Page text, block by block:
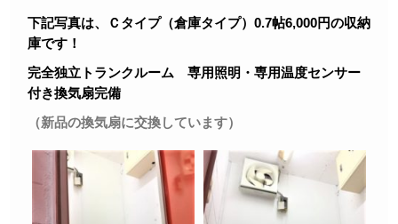
下記写真は、Ｃタイプ（倉庫タイプ）0.7帖6,000円の収納
庫です！
完全独立トランクルーム 専用照明・専用温度センサー
付き換気扇完備
（新品の換気扇に交換しています）